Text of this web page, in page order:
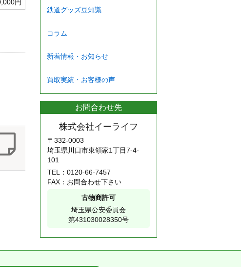
円
鉄道グッズ豆知識
コラム
新着情報・お知らせ
買取実績・お客様の声
お問合わせ先
株式会社イーライフ
〒332-0003
埼玉県川口市東領家1丁目7-4-
101
TEL： 0120-66-7457
FAX：お問合わせ下さい
古物商許可
埼玉県公安委員会
第431030028350号